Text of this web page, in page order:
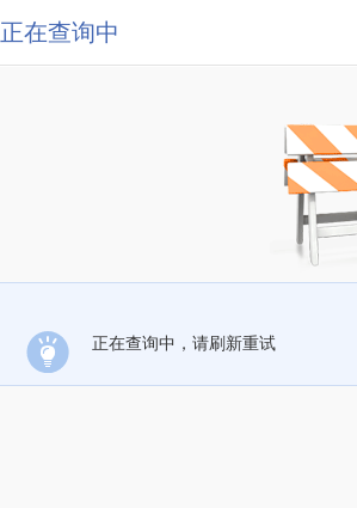
正在查询中
正在查询中，请刷新重试